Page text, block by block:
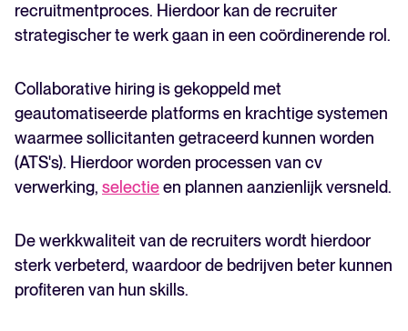
recruitmentproces. Hierdoor kan de recruiter
strategischer te werk gaan in een coördinerende rol.
Collaborative hiring is gekoppeld met
geautomatiseerde platforms en krachtige systemen
waarmee sollicitanten getraceerd kunnen worden
(ATS's). Hierdoor worden processen van cv
verwerking, selectieen plannen aanzienlijk versneld.
De werkkwaliteit van de recruiters wordt hierdoor
sterk verbeterd, waardoor de bedrijven beter kunnen
profiteren van hun skills.